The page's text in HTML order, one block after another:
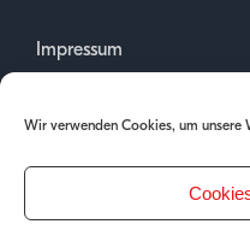
Wir verwenden Cookies, um unsere
Impressum